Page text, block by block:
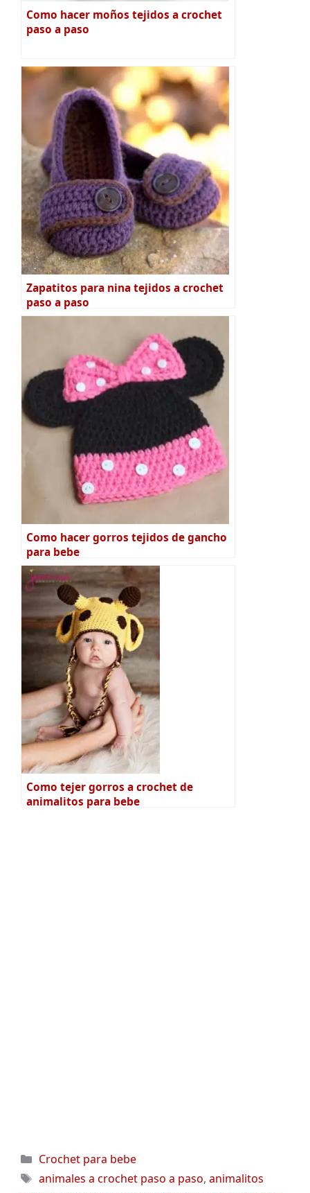
Como hacer moños tejidos a crochet
paso a paso
Zapatitos para nina tejidos a crochet
paso a paso
Como hacer gorros tejidos de gancho
para bebe
Como tejer gorros a crochet de
animalitos para bebe
Categorías
Crochet para bebe
Etiquetas
animales a crochet paso a paso, animalitos